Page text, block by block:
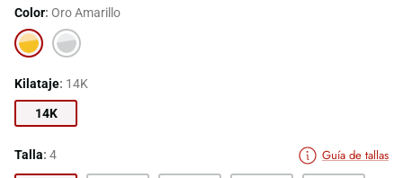
Color Oro Amarillo
Oro
Amarillo
Oro
Blanco
Kilataje 14K
14K
Talla 4 Guía de tallas